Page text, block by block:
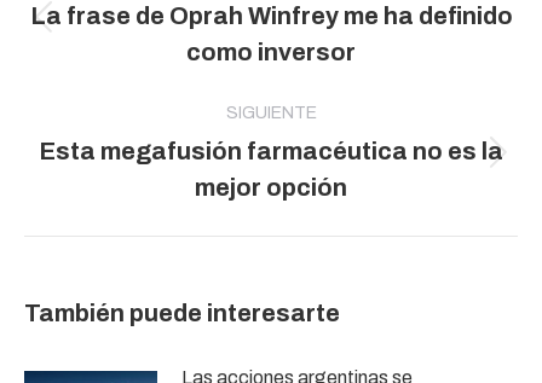
publicaciones Publicación
anterior:
La frase de Oprah Winfrey me ha definido
como inversor
SIGUIENTE
Publicación
siguiente:
Esta megafusión farmacéutica no es la
mejor opción
También puede interesarte
Las acciones argentinas se